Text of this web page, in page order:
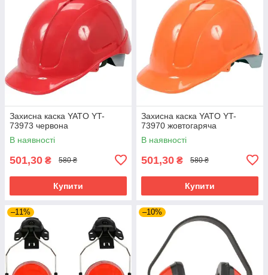
Захисна каска YATO YT-
73973 червона
В наявності
501,30 ₴ 580 ₴
Купити
Захисна каска YATO YT-
73970 жовтогаряча
В наявності
501,30 ₴ 580 ₴
Купити
–11% –10%